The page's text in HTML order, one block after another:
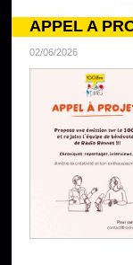
APPEL A
02/06/2026